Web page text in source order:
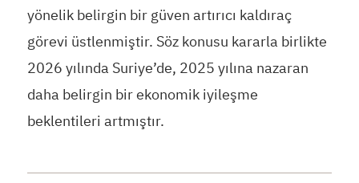
yönelik belirgin bir güven artırıcı kaldıraç
görevi üstlenmiştir. Söz konusu kararla birlikte
2026 yılında Suriye’de, 2025 yılına nazaran
daha belirgin bir ekonomik iyileşme
beklentileri artmıştır.